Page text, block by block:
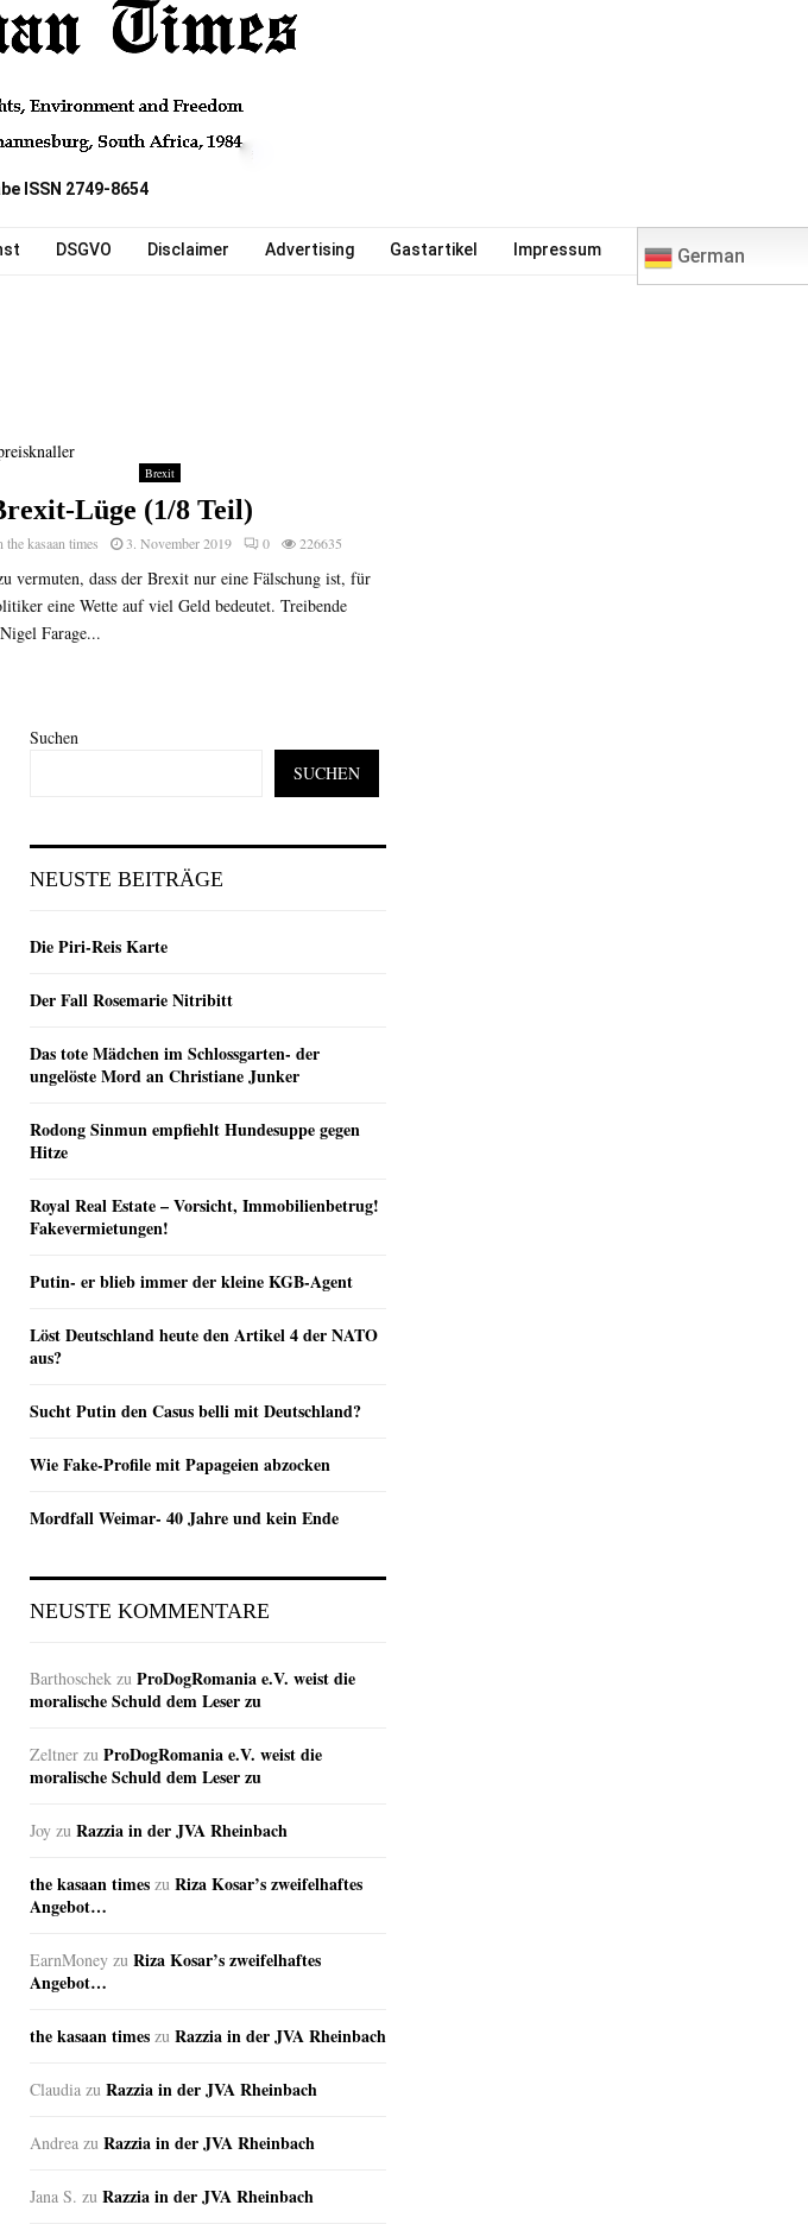
ISSN 2749-8654
DSGVO Disclaimer Advertising Gastartikel Impressum German
Brexit
Lüge (1/8 Teil)
the kasaan times 3. November 2019 0 226635
vermuten, dass der Brexit nur eine Fälschung ist, für
eine Wette auf viel Geld bedeutet. Treibende
Farage...
Suchen
SUCHEN
NEUSTE BEITRÄGE
Die Piri-Reis Karte
Der Fall Rosemarie Nitribitt
Das tote Mädchen im Schlossgarten- der
ungelöste Mord an Christiane Junker
Rodong Sinmun empfiehlt Hundesuppe gegen
Hitze
Royal Real Estate – Vorsicht, Immobilienbetrug!
Fakevermietungen!
Putin- er blieb immer der kleine KGB-Agent
Löst Deutschland heute den Artikel 4 der NATO
aus?
Sucht Putin den Casus belli mit Deutschland?
Wie Fake-Profile mit Papageien abzocken
Mordfall Weimar- 40 Jahre und kein Ende
NEUSTE KOMMENTARE
Barthoschek zu ProDogRomania e.V. weist die
moralische Schuld dem Leser zu
Zeltner zu ProDogRomania e.V. weist die
moralische Schuld dem Leser zu
Joy zu Razzia in der JVA Rheinbach
the kasaan times zu Riza Kosar’s zweifelhaftes
Angebot…
EarnMoney zu Riza Kosar’s zweifelhaftes
Angebot…
the kasaan times zu Razzia in der JVA Rheinbach
Claudia zu Razzia in der JVA Rheinbach
Andrea zu Razzia in der JVA Rheinbach
Jana S. zu Razzia in der JVA Rheinbach